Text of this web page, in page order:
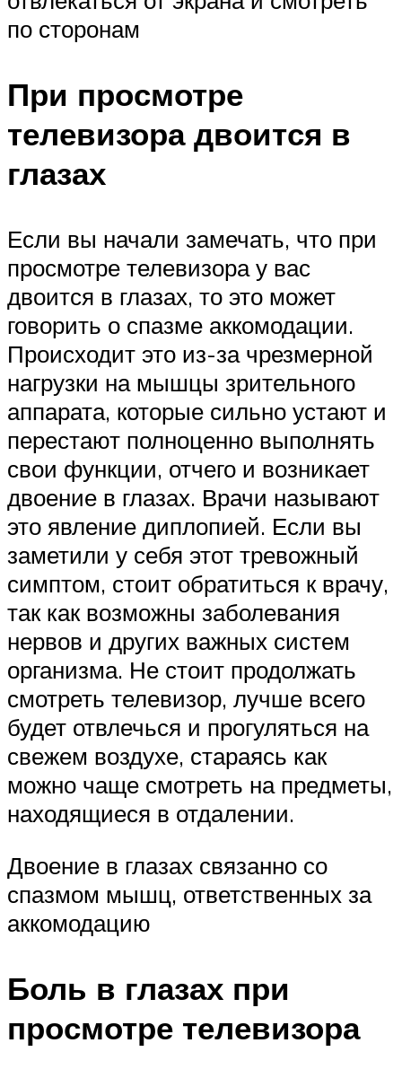
по сторонам
При просмотре
телевизора двоится в
глазах
Если вы начали замечать, что при
просмотре телевизора у вас
двоится в глазах, то это может
говорить о спазме аккомодации.
Происходит это из-за чрезмерной
нагрузки на мышцы зрительного
аппарата, которые сильно устают и
перестают полноценно выполнять
свои функции, отчего и возникает
двоение в глазах. Врачи называют
это явление диплопией. Если вы
заметили у себя этот тревожный
симптом, стоит обратиться к врачу,
так как возможны заболевания
нервов и других важных систем
организма. Не стоит продолжать
смотреть телевизор, лучше всего
будет отвлечься и прогуляться на
свежем воздухе, стараясь как
можно чаще смотреть на предметы,
находящиеся в отдалении.
Двоение в глазах связанно со
спазмом мышц, ответственных за
аккомодацию
Боль в глазах при
просмотре телевизора